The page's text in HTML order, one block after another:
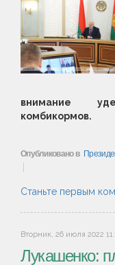
внимание
комбикормов.
Опубликовано в
Станьте первым
Вторник, 26 июля 2022
Лукашенко: